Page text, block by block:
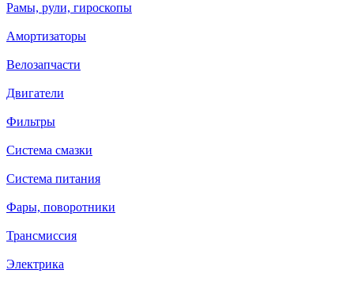
Рамы, рули, гироскопы
Амортизаторы
Велозапчасти
Двигатели
Фильтры
Система смазки
Система питания
Фары, поворотники
Трансмиссия
Электрика